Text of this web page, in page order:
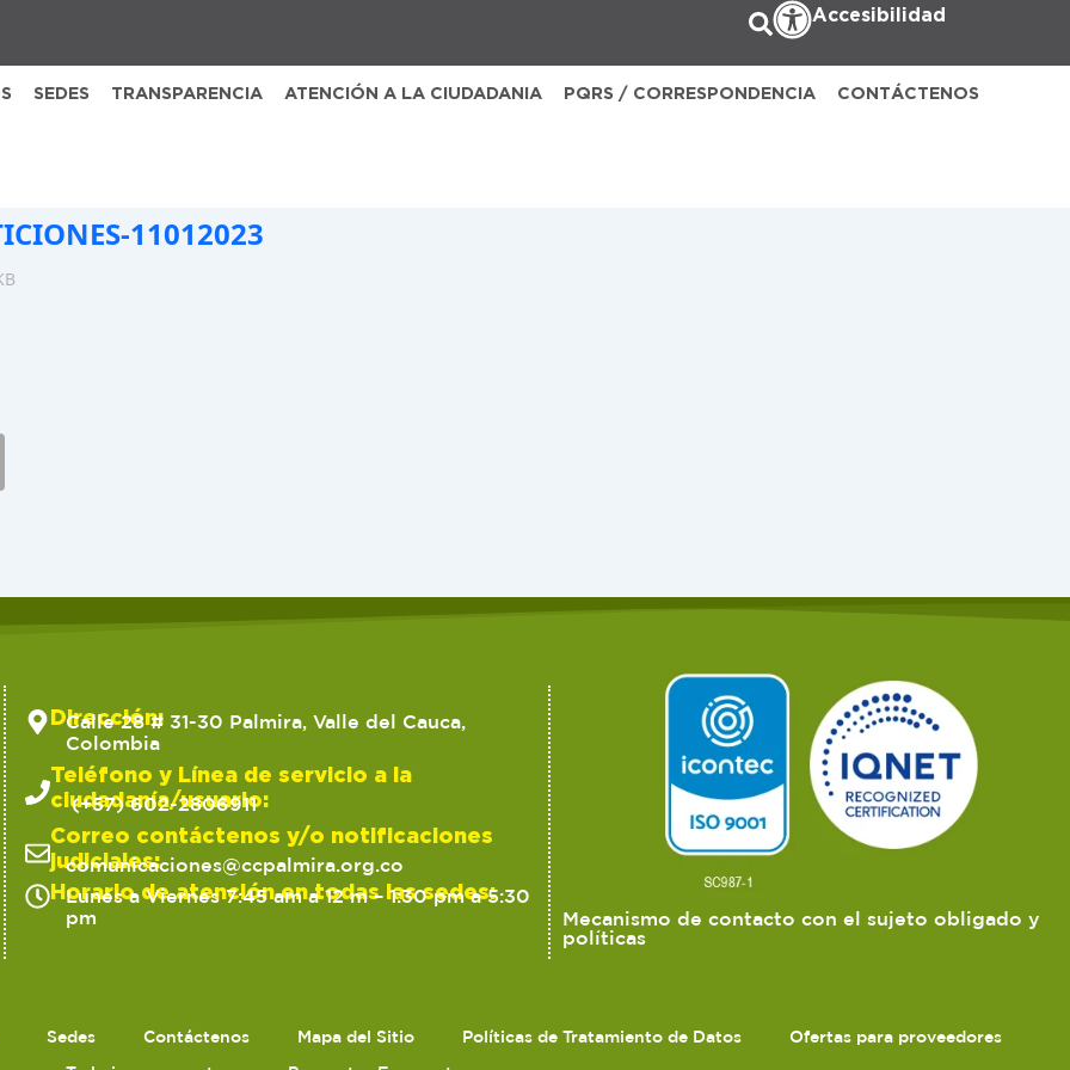
Accesibilidad
SEDES TRANSPARENCIA ATENCIÓN A LA CIUDADANIA PQRS / CORRESPONDENCIA CONTÁCTENOS
11012023
Dirección:
Calle 28 # 31-30 Palmira, Valle del Cauca,
Colombia
Teléfono y Línea de servicio a la
ciudadanía/usuario:
(+57) 602-2806911
Correo contáctenos y/o notificaciones
judiciales:
comunicaciones@ccpalmira.org.co
Horario de atención en todas las sedes:
Lunes a Viernes 7:45 am a 12 m – 1:30 pm a 5:30
pm
Mecanismo de contacto con el sujeto obligado y
políticas
Sedes Contáctenos Mapa del Sitio Políticas de Tratamiento de Datos
Ofertas para proveedores